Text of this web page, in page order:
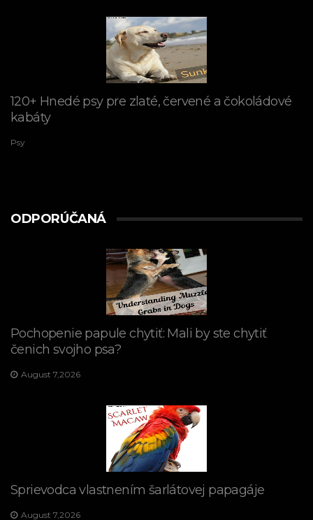
120+ Hnedé psy pre zlaté, červené a čokoládové
kabáty
Psy
ODPORÚČANÁ
Pochopenie papule chytiť: Mali by ste chytiť
čenich svojho psa?
August 7,2026
Sprievodca vlastnením šarlátovej papagáje
August 7,2026